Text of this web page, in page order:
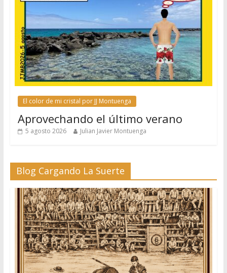
El color de mi cristal por JJ Montuenga
Aprovechando el último verano
5 agosto 2026 Julian Javier Montuenga
Blog Cargando La Suerte